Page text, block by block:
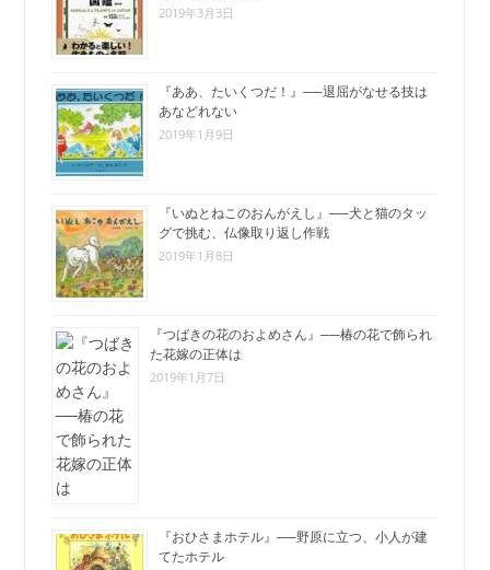
2019年3月3日
『ああ、たいくつだ！』──退屈がなせる技は
あなどれない
2019年1月9日
『いぬとねこのおんがえし』──犬と猫のタッ
グで挑む、仏像取り返し作戦
2019年1月8日
『つばきの花のおよめさん』──椿の花で飾られ
た花嫁の正体は
2019年1月7日
『おひさまホテル』──野原に立つ、小人が建
てたホテル